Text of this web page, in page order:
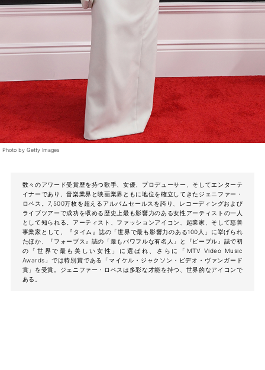
Photo by Getty Images
数々のアワード受賞歴を持つ歌手、女優、プロデューサー、そしてエンターテ
イナーであり、音楽業界と映画業界ともに地位を確立してきたジェニファー・
ロペス。7,500万枚を超えるアルバムセールスを誇り、レコーディングおよび
ライブツアーで成功を収める歴史上最も影響力のある女性アーティストの一人
として知られる。アーティスト、ファッションアイコン、起業家、そして慈善
事業家として、『タイム』誌の「世界で最も影響力のある100人」に挙げられ
たほか、『フォーブス』誌の「最もパワフルな有名人」と『ピープル』誌で初
の「世界で最も美しい女性」に選ばれ、さらに「MTV Video Music
Awards」では特別賞である「マイケル・ジャクソン・ビデオ・ヴァンガード
賞」を受賞。ジェニファー・ロペスは多彩な才能を持つ、世界的なアイコンで
ある。